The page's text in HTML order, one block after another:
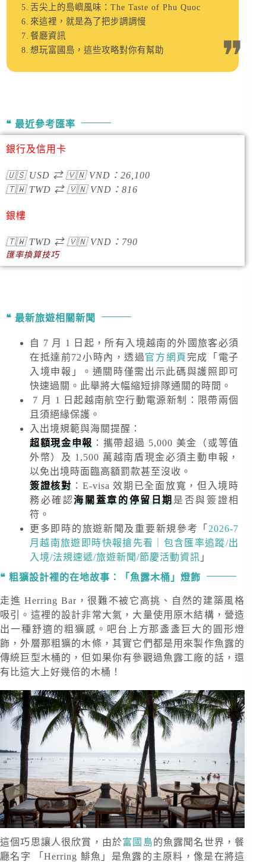
舌尖上的島嶼風味：The Taste of Phu Quoc
來這裡，就是為了把步調調慢
餐廳資訊
想玩富國島，這些攻略對你有幫助
最近參考匯率
銀行及信用卡
🇺🇸USD ⇄ 🇻🇳VND ： 26,100
🇹🇼TWD ⇄ 🇻🇳VND ： 816
銀樓
🇹🇼TWD ⇄ 🇻🇳VND ：790
匯率換算技巧
最新旅遊相關新聞
自 7 月 1 日起，所有入境越南的外國旅客必須
在抵達前72小時內，透過官方網頁 完成「電子
入境申報」。通關時僅需出示此碼與護照即可
快速過關。此舉將大幅縮短排隊通關的時間。
7 月 1 日起越南航空行動電源新制：限帶兩個
且須絕緣保護。
入出境規範與海關提醒 ：
超額現金申報 ：攜帶超過 5,000 美金
（或等值
外幣）及 1,500 萬越南盾現金必須主動申報，
以免出境時面臨高額罰款甚至沒收。
簽證核對：E-visa 效期已全面放寬，但入境時
務必確認海關蓋章的停留日期是否與簽證相
符。
更多即時的旅遊新聞及重要新規參考「2026-7
月越南旅遊即時快報搶先看｜包含匯率追蹤/出
入境/法規速遞/旅遊新聞/節慶活動資訊 」
粗獷設計裡的在地故事：「魚露木桶」燈飾
走進 Herring Bar，很難不被它高挑、自然的建築風格
吸引。這裡的設計非常大氣，大量使用原木結構，營造
出一種舒適的粗獷感。吧台上方那盞盞巨大的圓形燈
飾，外層那粗獷的木條，其實它們都是用來製作魚露的
傳統巨型木桶的，但如果你有參觀過魚露工廠的話，還
有比這大上好幾倍的木桶！
這個巧思讓人很欣賞，由於富國島的魚露聞名世界，餐
廳名字 「Herring 鯡魚」是魚露的主原料，像是在將這